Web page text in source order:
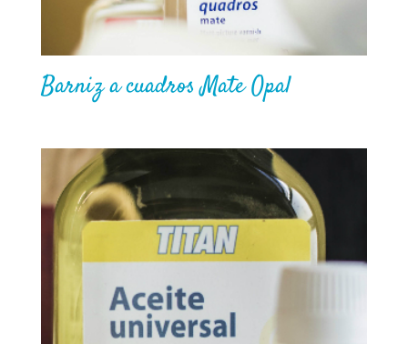
Barniz a cuadros Mate Opal